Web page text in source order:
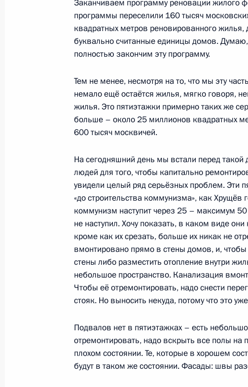
Встреча с мэром Москвы Сергеем
21 февраля 2017 года, 15:15
Встреча с Мэром Москвы Сергеем
11 ноября 2016 года, 20:00
Открытие Московского центрального
10 сентября 2016 года, 12:30
Встреча с Сергеем Собяниным и
7 июля 2016 года, 14:25
Перечень поручений по вопросам
монастыря
24 мая 2016 года, 14:00
Рабочая встреча с мэром Москвы
15 апреля 2016 года, 14:45
Заканчиваем программу реновации жилого
программы переселили 160 тысяч
квадратных метров реновированного
буквально считанные единицы домов.
полностью закончим эту программу.
Тем не менее, несмотря на то, что мы эту
немало ещё остаётся жилья, мягко говоря,
жилья. Это пятиэтажки примерно таких же
больше – около 25 миллионов квадратных
600 тысяч москвичей.
На сегодняшний день мы встали перед
людей для того, чтобы капитально
увидели целый ряд серьёзных проблем. Эти
«до строительства коммунизма», как Хрущёв
коммунизм наступит через 25 – максимум
не наступил. Хочу показать, в каком виде
кроме как их срезать, больше их никак не
вмонтировано прямо в стены домов, и,
стены либо разместить отопление внутри
небольшое пространство. Канализация
Чтобы её отремонтировать, надо снести
стояк. Но выносить некуда, потому что это
Подвалов нет в пятиэтажках – есть
отремонтировать, надо вскрыть все полы на
плохом состоянии. Те, которые в хорошем
будут в таком же состоянии. Фасады: швы